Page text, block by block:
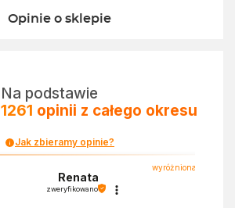
Opinie o sklepie
Na podstawie
1261 opinii z całego okresu
Jak zbieramy opinie?
wyróżniona
Renata
zweryfikowano